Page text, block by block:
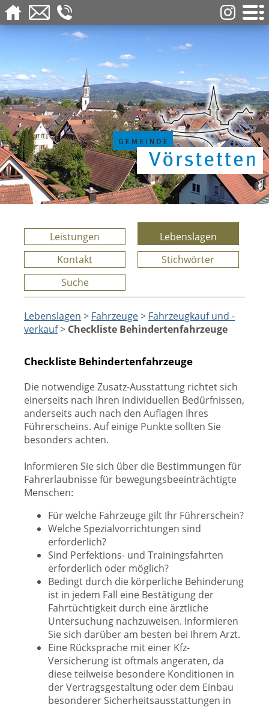
Leistungen
Lebenslagen
Kontakt
Stichwörter
Suche
Lebenslagen > Fahrzeuge> Fahrzeugkauf und -
verkauf> Checkliste Behindertenfahrzeuge
Checkliste Behindertenfahrzeuge
Die notwendige Zusatz-Ausstattung richtet sich
einerseits nach Ihren individuellen Bedürfnissen,
anderseits auch nach den Auflagen Ihres
Führerscheins. Auf einige Punkte sollten Sie
besonders achten.
Informieren Sie sich über die Bestimmungen für
Fahrerlaubnisse für bewegungsbeeinträchtigte
Menschen:
Für welche Fahrzeuge gilt Ihr Führerschein?
Welche Spezialvorrichtungen sind
erforderlich?
Sind Perfektions- und Trainingsfahrten
erforderlich oder möglich?
Bedingt durch die körperliche Behinderung
ist in jedem Fall eine Bestätigung der
Fahrtüchtigkeit durch eine ärztliche
Untersuchung nachzuweisen. Informieren
Sie sich darüber am besten bei Ihrem Arzt.
Eine Rücksprache mit einer Kfz-
Versicherung ist oftmals angeraten, da
diese teilweise besondere Konditionen in
der Vertragsgestaltung oder dem Einbau
besonderer Sicherheitsausstattungen in